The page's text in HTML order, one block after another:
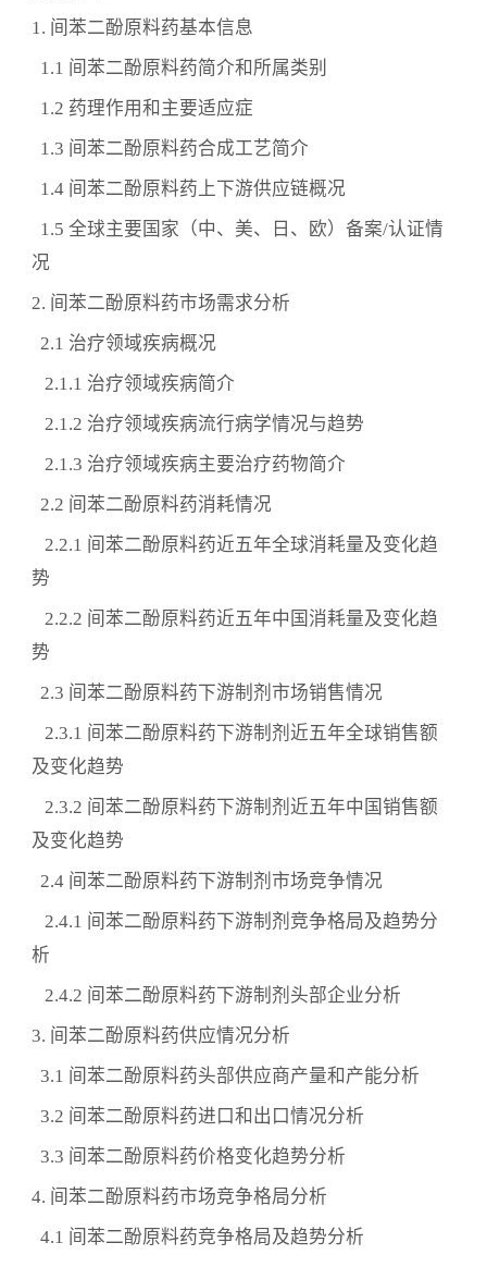
1. 间苯二酚原料药基本信息
1.1 间苯二酚原料药简介和所属类别
1.2 药理作用和主要适应症
1.3 间苯二酚原料药合成工艺简介
1.4 间苯二酚原料药上下游供应链概况
1.5 全球主要国家（中、美、日、欧）备案/认证情
况
2. 间苯二酚原料药市场需求分析
2.1 治疗领域疾病概况
2.1.1 治疗领域疾病简介
2.1.2 治疗领域疾病流行病学情况与趋势
2.1.3 治疗领域疾病主要治疗药物简介
2.2 间苯二酚原料药消耗情况
2.2.1 间苯二酚原料药近五年全球消耗量及变化趋
势
2.2.2 间苯二酚原料药近五年中国消耗量及变化趋
势
2.3 间苯二酚原料药下游制剂市场销售情况
2.3.1 间苯二酚原料药下游制剂近五年全球销售额
及变化趋势
2.3.2 间苯二酚原料药下游制剂近五年中国销售额
及变化趋势
2.4 间苯二酚原料药下游制剂市场竞争情况
2.4.1 间苯二酚原料药下游制剂竞争格局及趋势分
析
2.4.2 间苯二酚原料药下游制剂头部企业分析
3. 间苯二酚原料药供应情况分析
3.1 间苯二酚原料药头部供应商产量和产能分析
3.2 间苯二酚原料药进口和出口情况分析
3.3 间苯二酚原料药价格变化趋势分析
4. 间苯二酚原料药市场竞争格局分析
4.1 间苯二酚原料药竞争格局及趋势分析